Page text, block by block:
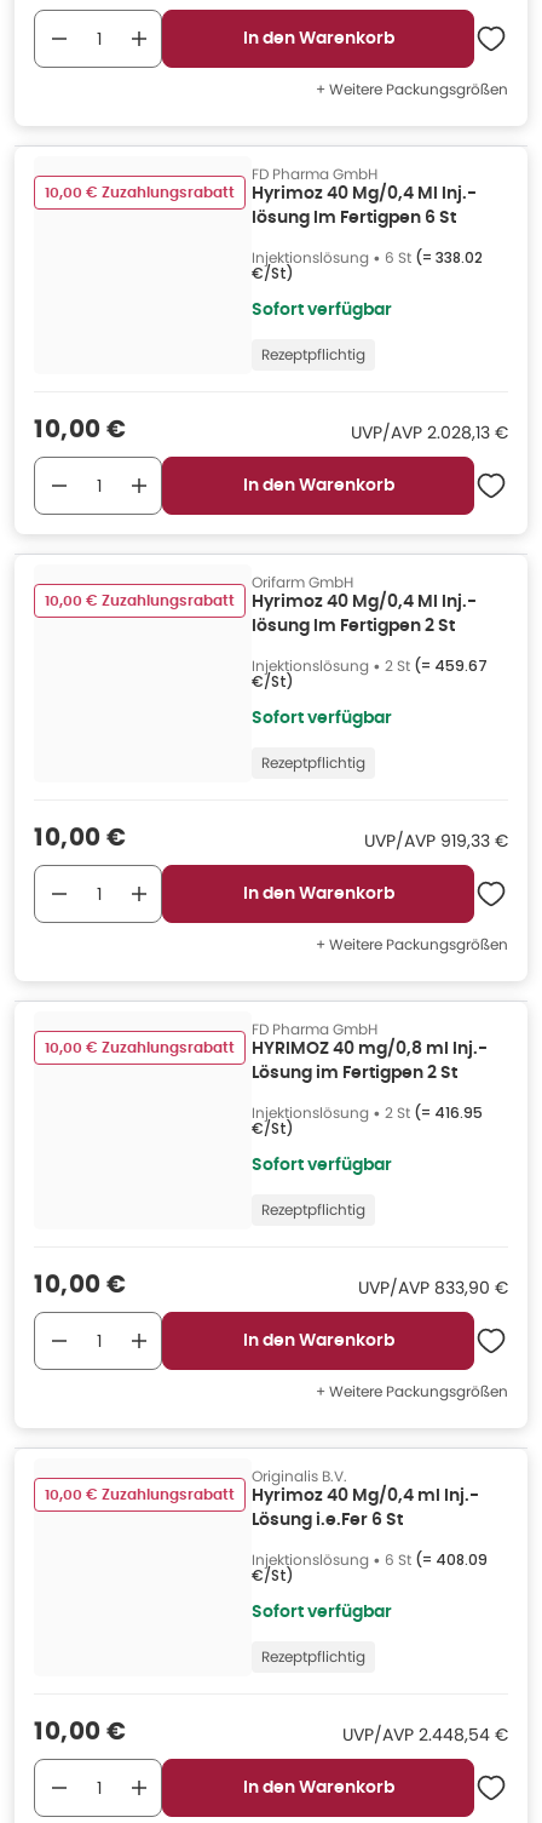
In den Warenkorb
+ Weitere Packungsgrößen
10,00 € Zuzahlungsrabatt
FD Pharma GmbH
Hyrimoz 40 Mg/0,4 Ml Inj.-
lösung Im Fertigpen 6 St
Injektionslösung • 6 St (= 338.02
€/St)
Sofort verfügbar
Rezeptpflichtig
Verkaufspreis
10,00 € UVP/AVP UVP/AVP:
2.028,13 €
In den Warenkorb
10,00 € Zuzahlungsrabatt
Orifarm GmbH
Hyrimoz 40 Mg/0,4 Ml Inj.-
lösung Im Fertigpen 2 St
Injektionslösung • 2 St (= 459.67
€/St)
Sofort verfügbar
Rezeptpflichtig
Verkaufspreis
10,00 € UVP/AVP UVP/AVP
919,33 €
In den Warenkorb
+ Weitere Packungsgrößen
10,00 € Zuzahlungsrabatt
FD Pharma GmbH
HYRIMOZ 40 mg/0,8 ml Inj.-
Lösung im Fertigpen 2 St
Injektionslösung • 2 St (= 416.95
€/St)
Sofort verfügbar
Rezeptpflichtig
Verkaufspreis
10,00 € UVP/AVP UVP/AVP:
833,90 €
In den Warenkorb
+ Weitere Packungsgrößen
10,00 € Zuzahlungsrabatt
Originalis B.V.
Hyrimoz 40 Mg/0,4 ml Inj.-
Lösung i.e.Fer 6 St
Injektionslösung • 6 St (= 408.09
€/St)
Sofort verfügbar
Rezeptpflichtig
Verkaufspreis
10,00 € UVP/AVP UVP/AVP:
2.448,54 €
In den Warenkorb